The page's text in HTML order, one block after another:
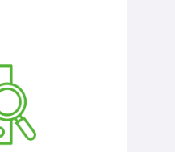
menyemak
Jika
lengkap dan